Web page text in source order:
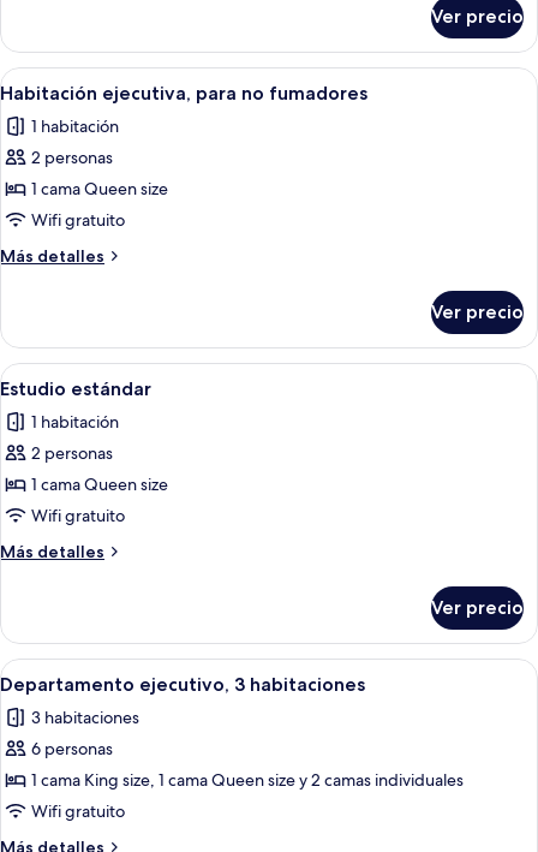
océano
Deluxe,
habitaciones,
al
océano
Ver precio
Abrir
todas
las
fotos
de
Habitación
ejecutiva,
para
fumadores
Una cama bien hecha con ropa
4
Habitación ejecutiva, para no fumadores
1 habitación
2 personas
1 cama Queen size
Wifi gratuito
Más detalles
Más
ejecutiva,
para
no
Ver precio
Abrir
todas
las
fotos
de
Estudio
estándar
Una habitación de hotel moderna
4
Estudio estándar
1 habitación
2 personas
1 cama Queen size
Wifi gratuito
Más detalles
Más
estándar
Ver precio
Abrir
todas
las
fotos
de
Departamento
ejecutivo,
Habitación de hotel con dos camas,
8
Departamento ejecutivo, 3 habitaciones
3 habitaciones
6 personas
1 cama King size, 1 cama Queen size y 2 camas individuales
Wifi gratuito
Más detalles
Más